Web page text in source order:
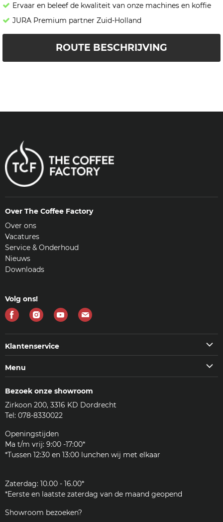
Ervaar en beleef de kwaliteit van onze machines en koffie
JURA Premium partner Zuid-Holland
ROUTE BESCHRIJVING
Over The Coffee Factory
Over ons
Vacatures
Service & Onderhoud
Nieuws
Downloads
Volg ons!
Vind
Facebook
Vind
Instagram
Vind
Youtube
Vind
E-
Klantenservice
Veelgestelde vragen (FAQ)
Bezorgen
Reviews
Woordenlijst
Menu
Koffie & meer
Accessoires
Reinigingsmiddelen
Onderdelen
JURA
Klantenservice
Bezoek onze showroom
Zirkoon 200, 3316 KD Dordrecht
Tel: 078-8330022
Openingstijden
Ma t/m vrij: 9:00 -17:00*
*Tussen 12:30 en 13:00 lunchen wij met elkaar
Zaterdag: 10.00 - 16.00*
*Eerste en laatste zaterdag van de maand geopend
Showroom bezoeken?